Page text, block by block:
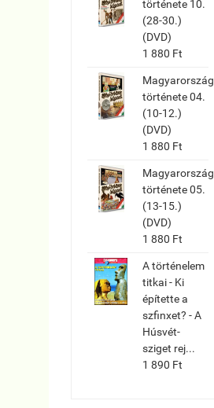
története 10.
(28-30.)
(DVD)
1 880 Ft
Magyarország
története 04.
(10-12.)
(DVD)
1 880 Ft
Magyarország
története 05.
(13-15.)
(DVD)
1 880 Ft
A történelem
titkai - Ki
építette a
szfinxet? - A
Húsvét-
sziget rej...
1 890 Ft